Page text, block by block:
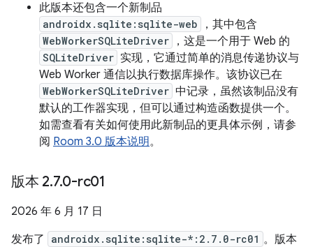
此版本还包含一个新制品
androidx.sqlite:sqlite-web ，其中包含
WebWorkerSQLiteDriver ，这是一个用于 Web 的
SQLiteDriver 实现，它通过简单的消息传递协议与
Web Worker 通信以执行数据库操作。该协议已在
WebWorkerSQLiteDriver 中记录，虽然该制品没有
默认的工作器实现，但可以通过构造函数提供一个。
如需查看有关如何使用此新制品的更具体示例，请参
阅 Room 3.0 版本说明。
版本 2.7.0-rc01
2026 年 6 月 17 日
发布了
androidx.sqlite:sqlite-*:2.7.0-rc01 。版本